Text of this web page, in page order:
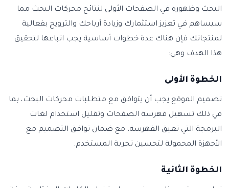
البحث وظهوره في الصفحات الأولى لنتائج محركات البحث مما
سيساهم في تعزيز استثمارك وزيادة أرباحك والترويج بفعالية
لمنتجاتك فإن هناك عدة خطوات أساسية يجب اتباعها لتحقيق
هذا الهدف وهي:
الخطوة الأولى
تصميم الموقع يجب أن يتوافق مع متطلبات محركات البحث، بما
في ذلك تسهيل فهرسة الصفحات وتقليل استخدام لغات
البرمجة التي تعيق الفهرسة، مع ضمان توافق التصميم مع
الأجهزة المحمولة لتحسين تجربة المستخدم.
الخطوة الثانية